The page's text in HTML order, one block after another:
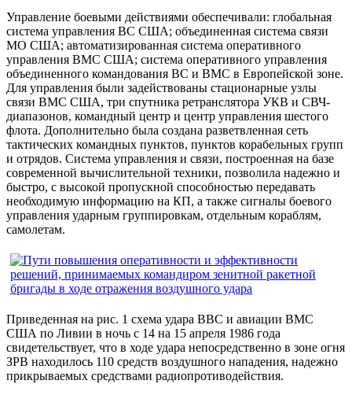
Управление боевыми действиями обеспечивали: глобальная
система управления ВС США; объединенная система связи
МО США; автоматизированная система оперативного
управления ВМС США; система оперативного управления
объединенного командования ВС и ВМС в Европейской зоне.
Для управления были задействованы стационарные узлы
связи ВМС США, три спутника ретранслятора УКВ и СВЧ-
диапазонов, командный центр и центр управления шестого
флота. Дополнительно была создана разветвленная сеть
тактических командных пунктов, пунктов корабельных групп
и отрядов. Система управления и связи, построенная на базе
современной вычислительной техники, позволила надежно и
быстро, с высокой пропускной способностью передавать
необходимую информацию на КП, а также сигналы боевого
управления ударным группировкам, отдельным кораблям,
самолетам.
Приведенная на рис. 1 схема удара ВВС и авиации ВМС
США по Ливии в ночь с 14 на 15 апреля 1986 года
свидетельствует, что в ходе удара непосредственно в зоне огня
ЗРВ находилось 110 средств воздушного нападения, надежно
прикрываемых средствами радиопротиводействия.